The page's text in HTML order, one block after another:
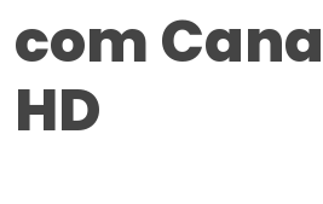
com
HD